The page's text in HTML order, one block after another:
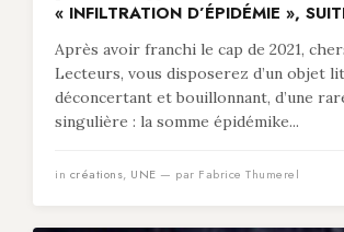
« INFILTRATION D’ÉPIDÉMIE »,
Après avoir franchi le cap de 2021,
Lecteurs, vous disposerez d’un objet
déconcertant et bouillonnant, d’une
singulière : la somme épidémike...
in créations, UNE — par Fabrice Thumerel